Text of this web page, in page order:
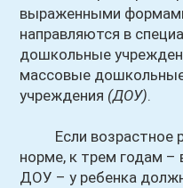
выраженными
направляются в
дошкольные
массовые
учреждения (ДОУ).
Если возрастное
норме, к трем годам –
ДОУ – у ребенка